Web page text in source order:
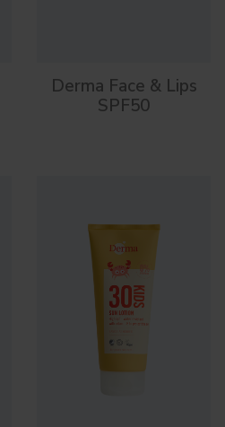
Derma Face & Lips
SPF50